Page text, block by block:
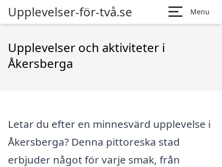
Upplevelser-för-två.se Menu
Upplevelser och aktiviteter i
Åkersberga
Letar du efter en minnesvärd upplevelse i
Åkersberga? Denna pittoreska stad
erbjuder något för varje smak, från